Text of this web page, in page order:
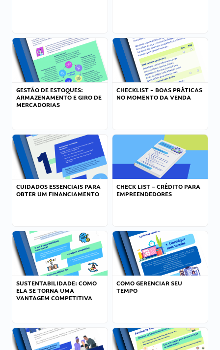
GESTÃO DE ESTOQUES:
ARMAZENAMENTO E GIRO DE
MERCADORIAS
CHECKLIST – BOAS PRÁTICAS
NO MOMENTO DA VENDA
CUIDADOS ESSENCIAIS PARA
OBTER UM FINANCIAMENTO
CHECK LIST – CRÉDITO PARA
EMPREENDEDORES
SUSTENTABILIDADE: COMO
ELA SE TORNA UMA
VANTAGEM COMPETITIVA
COMO GERENCIAR SEU
TEMPO